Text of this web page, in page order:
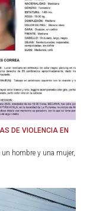
DE VIOLENCIA EN
hombre y una mujer,